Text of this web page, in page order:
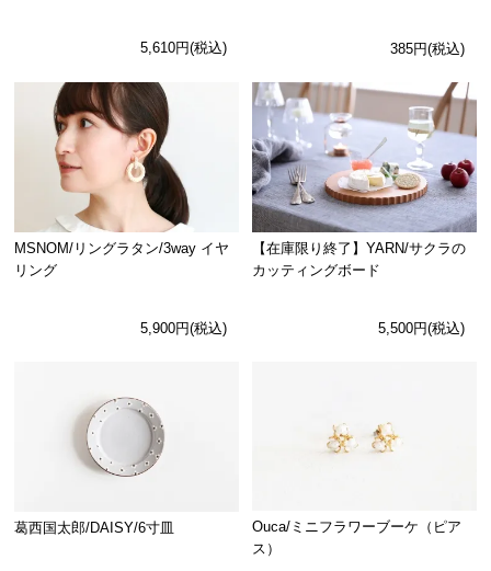
5,610円(税込) 385円(税込)
MSNOM/リングラタン/3way イヤ
リング
5,900円(税込)
【在庫限り終了】YARN/サクラの
カッティングボード
5,500円(税込)
葛西国太郎/DAISY/6寸皿
Ouca/ミニフラワーブーケ（ピア
ス）